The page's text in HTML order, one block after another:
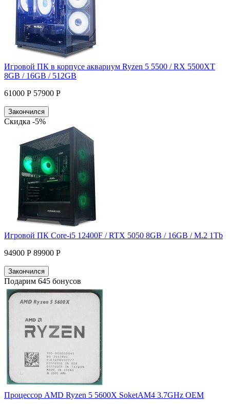
Игровой ПК в корпусе аквариум Ryzen 5 5500 / RX 5500XT
8GB / 16GB / 512GB
61000 Р 57900 Р
Закончился
Скидка -5%
Игровой ПК Core-i5 12400F / RTX 5050 8GB / 16GB / M.2 1Tb
94900 Р 89900 Р
Закончился
Подарим 645 бонусов
Процессор AMD Ryzen 5 5600X SoketAM4 3.7GHz OEM